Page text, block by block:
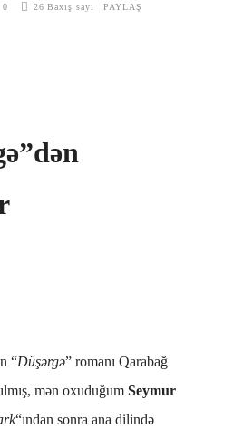
0 26 Baxış sayı PAYLAŞ
“Düşərgə” romanı Qarabağ
mən oxuduğum Seymur
“ından sonra ana dilində